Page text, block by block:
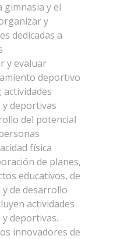
gimnasia y el
y
dedicadas a
y evaluar
deportivo
y deportivas
del potencial
física
de planes,
educativos, de
de desarrollo
actividades
y deportivas.
innovadores de